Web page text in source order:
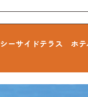
ーサイドテラス ホテ